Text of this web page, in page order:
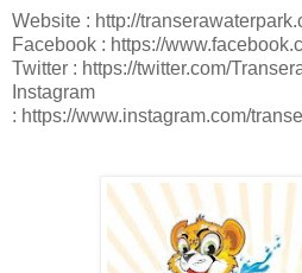
Website : http://
Facebook : https://
Twitter : https://twitter.com/
Instagram
: https://www.instagram.com/